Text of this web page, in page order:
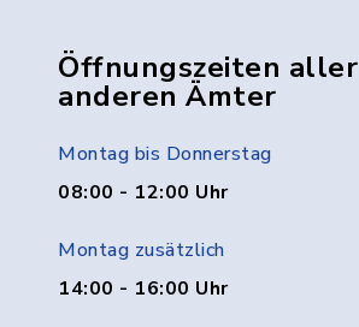
Öffnungszeiten aller
anderen Ämter
Montag bis Donnerstag
08:00 - 12:00 Uhr
Montag zusätzlich
14:00 - 16:00 Uhr